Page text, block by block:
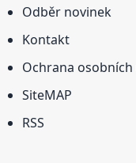
Odběr novinek
Kontakt
Ochrana
SiteMAP
RSS